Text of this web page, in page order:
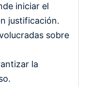
iniciar el
justificación.
sobre
la